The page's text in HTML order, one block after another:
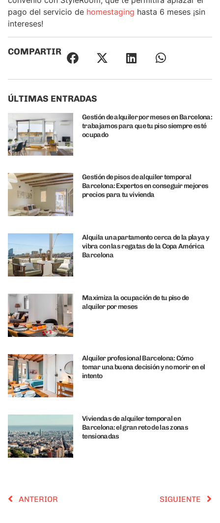
pago del servicio de homestaging hasta 6 meses ¡sin
intereses!
COMPARTIR
ÚLTIMAS ENTRADAS
Gestión de alquiler por meses en Barcelona:
trabajamos para que tu piso siempre esté
ocupado
Gestión de pisos de alquiler temporal
Barcelona: Expertos en conseguir mejores
precios para tu vivienda
Alquila un apartamento cerca de la playa y
vibra con las regatas de la Copa América
Barcelona
Maximiza la ocupación de tu piso de
alquiler por meses
Alquiler profesional Barcelona: Cómo
tomar una buena decisión y no morir en el
intento
Viviendas de alquiler temporal en
Barcelona: el gran reto de las zonas
tensionadas
ANTERIOR SIGUIENTE